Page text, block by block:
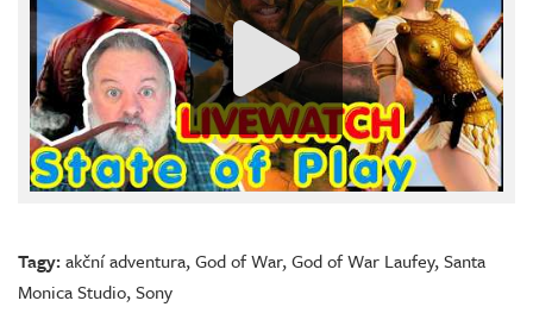
Tagy:akční adventura,God of War,God of War Laufey,Santa
Monica Studio,Sony